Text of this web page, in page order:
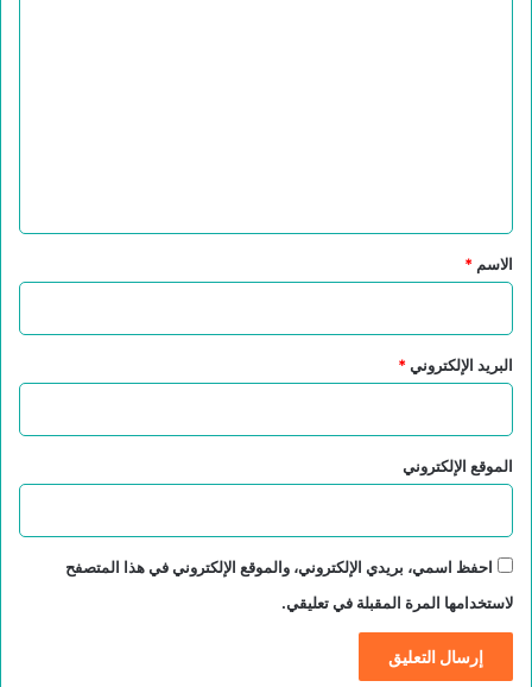
*
الاسم *
البريد الإلكتروني*
الموقع الإلكتروني
احفظ اسمي، بريدي الإلكتروني، والموقع الإلكتروني في هذا المتصفح
لاستخدامها المرة المقبلة في تعليقي.